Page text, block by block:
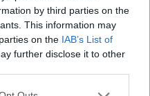
by third parties on the
This information may
on the IAB’s List of
further disclose it to other
κινητοποίηση από
αναστάτωση στην